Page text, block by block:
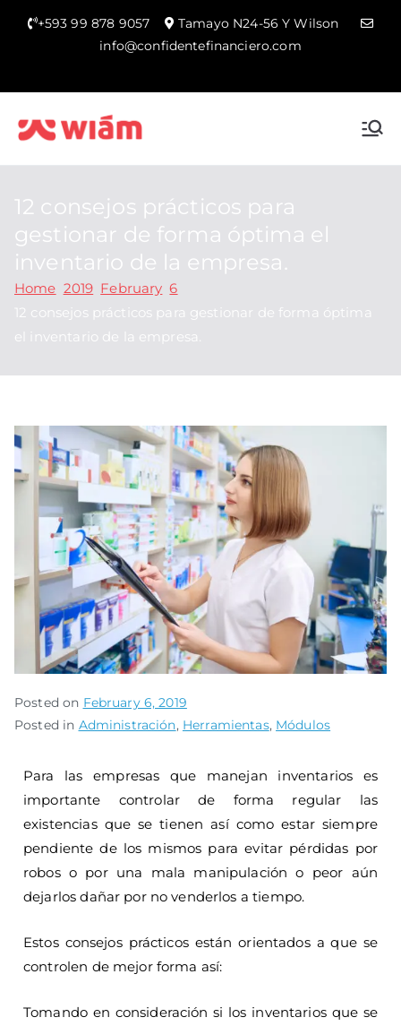
+593 99 878 9057
Tamayo N24-56 Y Wilson
info@confidentefinanciero.com
12 consejos prácticos para
gestionar de forma óptima el
inventario de la empresa.
Home 2019 February 6
12 consejos prácticos para gestionar de forma óptima
el inventario de la empresa.
Posted on February 6, 2019
Posted in Administración, Herramientas, Módulos
Para las empresas que manejan inventarios es
importante controlar de forma regular las
existencias que se tienen así como estar siempre
pendiente de los mismos para evitar pérdidas por
robos o por una mala manipulación o peor aún
dejarlos dañar por no venderlos a tiempo.
Estos consejos prácticos están orientados a que se
controlen de mejor forma así:
Tomando en consideración si los inventarios que se